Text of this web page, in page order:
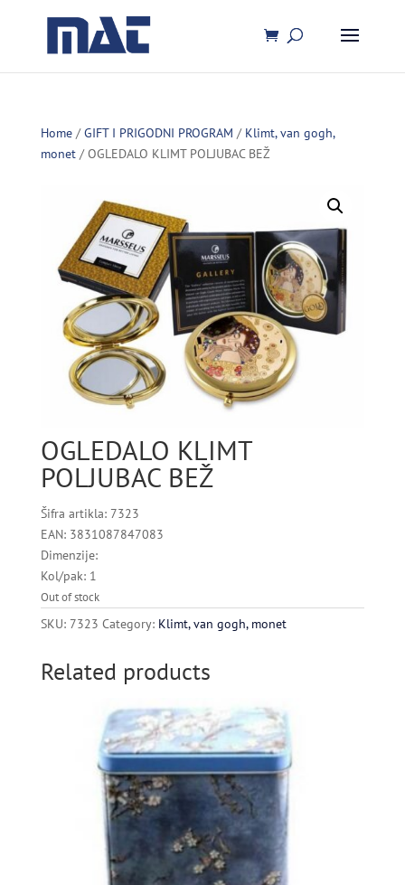
Home/GIFT I PRIGODNI PROGRAM / Klimt, van gogh,
monet/ OGLEDALO KLIMT POLJUBAC BEŽ
OGLEDALO KLIMT
POLJUBAC BEŽ
Šifra artikla: 7323
EAN: 3831087847083
Dimenzije:
Kol/pak: 1
Out of stock
SKU: 7323 Category: Klimt, van gogh, monet
Related products